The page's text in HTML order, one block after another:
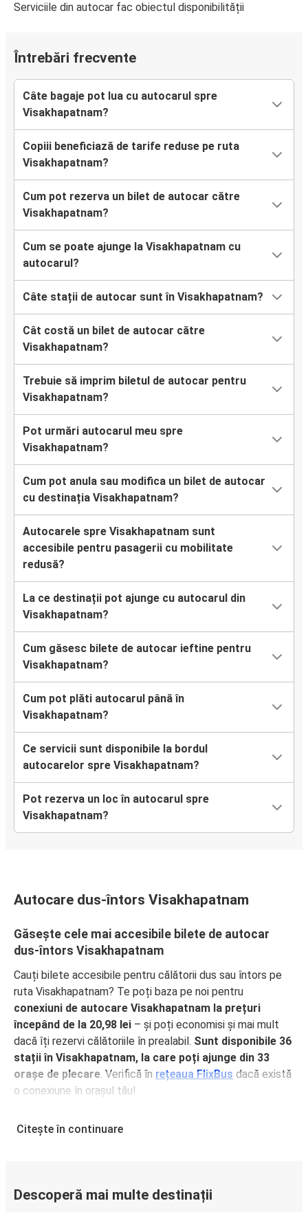
Serviciile din autocar fac obiectul disponibilității
Întrebări frecvente
Câte bagaje pot lua cu autocarul spre
Visakhapatnam?
Copiii beneficiază de tarife reduse pe ruta
Visakhapatnam?
Cum pot rezerva un bilet de autocar către
Visakhapatnam?
Cum se poate ajunge la Visakhapatnam cu
autocarul?
Câte stații de autocar sunt în Visakhapatnam?
Cât costă un bilet de autocar către
Visakhapatnam?
Trebuie să imprim biletul de autocar pentru
Visakhapatnam?
Pot urmări autocarul meu spre
Visakhapatnam?
Cum pot anula sau modifica un bilet de autocar
cu destinația Visakhapatnam?
Autocarele spre Visakhapatnam sunt
accesibile pentru pasagerii cu mobilitate
redusă?
La ce destinații pot ajunge cu autocarul din
Visakhapatnam?
Cum găsesc bilete de autocar ieftine pentru
Visakhapatnam?
Cum pot plăti autocarul până în
Visakhapatnam?
Ce servicii sunt disponibile la bordul
autocarelor spre Visakhapatnam?
Pot rezerva un loc în autocarul spre
Visakhapatnam?
Autocare dus-întors Visakhapatnam
Găsește cele mai accesibile bilete de autocar
dus-întors Visakhapatnam
Cauți bilete accesibile pentru călătorii dus sau întors pe
ruta Visakhapatnam? Te poți baza pe noi pentru
conexiuni de autocare Visakhapatnam la prețuri
începând de la 20,98 lei – și poți economisi și mai mult
dacă îți rezervi călătoriile în prealabil. Sunt disponibile 36
stații în Visakhapatnam, la care poți ajunge din 33
orașe de plecare. Verifică în rețeaua FlixBus dacă există
o conexiune în orașul tău!
Visakhapatnam cu FlixBus
Bucură-te de o călătorie confortabilă dus sau întors pe
ruta Visakhapatnam, grație dotărilor noastre precum Wi-Fi
Citește în continuare
Descoperă mai multe destinații